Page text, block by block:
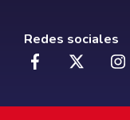
Redes sociales